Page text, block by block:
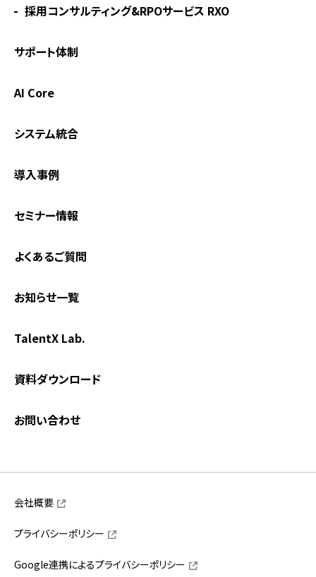
採用コンサルティング&RPOサービス RXO
サポート体制
AI Core
システム統合
導入事例
セミナー情報
よくあるご質問
お知らせ一覧
TalentX Lab.
資料ダウンロード
お問い合わせ
会社概要
プライバシーポリシー
Google連携によるプライバシーポリシー